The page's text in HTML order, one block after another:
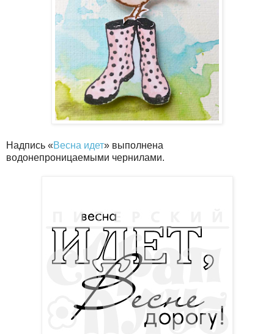
Надпись «Весна идет» выполнена
водонепроницаемыми чернилами.